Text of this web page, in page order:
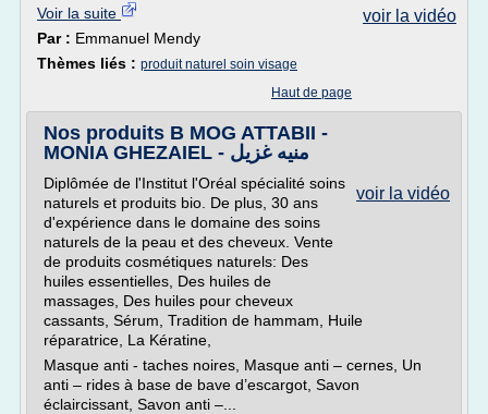
voir la vidéo
Voir la suite
Par : Emmanuel Mendy
Thèmes liés : produit naturel soin visage
Haut de page
Nos produits B MOG ATTABII -
MONIA GHEZAIEL - منيه غزيل
voir la vidéo
Diplômée de l'Institut l'Oréal spécialité soins
naturels et produits bio. De plus, 30 ans
d'expérience dans le domaine des soins
naturels de la peau et des cheveux. Vente
de produits cosmétiques naturels: Des
huiles essentielles, Des huiles de
massages, Des huiles pour cheveux
cassants, Sérum, Tradition de hammam, Huile
réparatrice, La Kératine,
Masque anti - taches noires, Masque anti – cernes, Un
anti – rides à base de bave d’escargot, Savon
éclaircissant, Savon anti –...